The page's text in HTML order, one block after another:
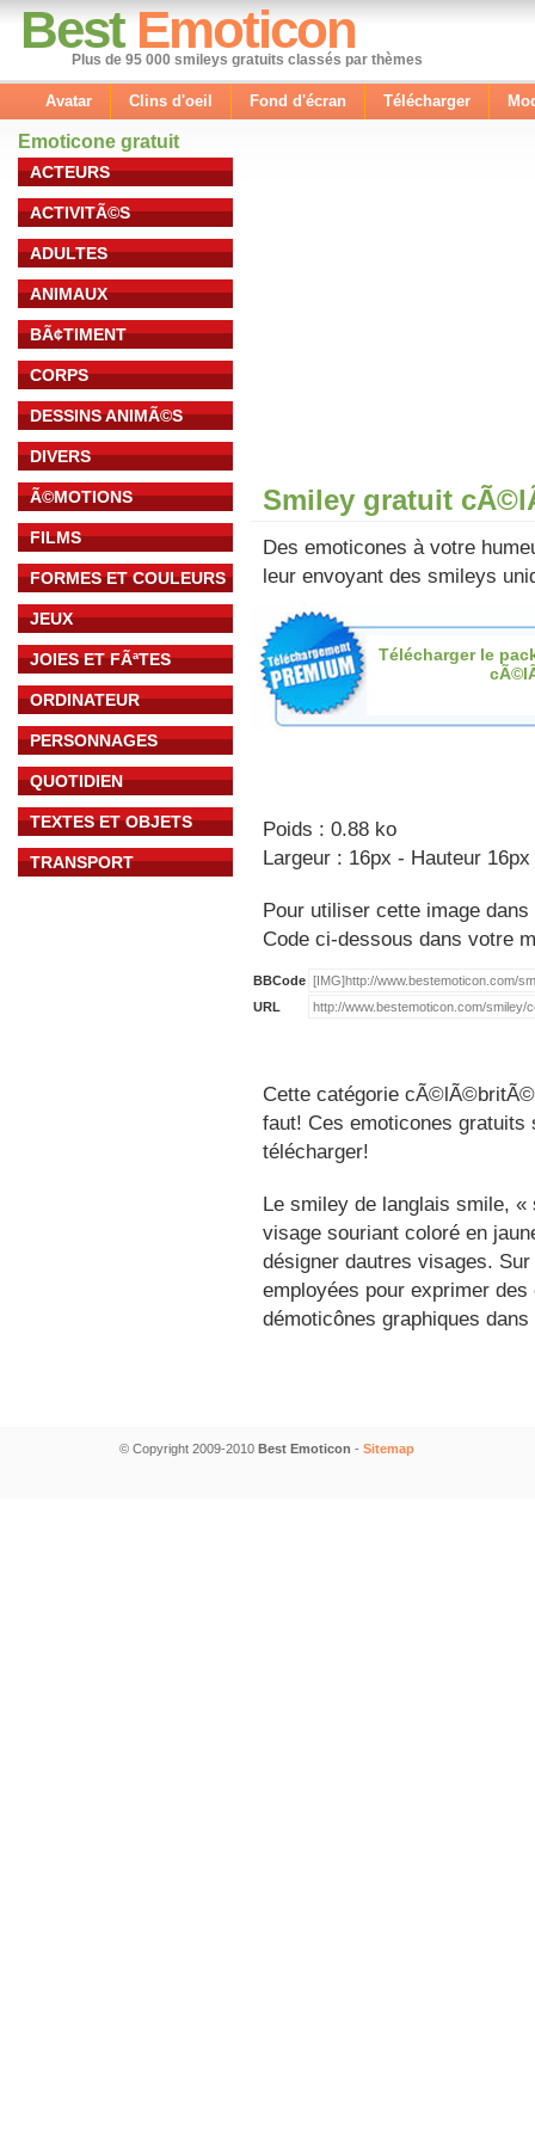
Best Emoticon
Plus de 95 000 smileys gratuits classés par thèmes
Avatar Clins d'oeil Fond d'écran Télécharger
Emoticone gratuit
ACTEURS
ACTIVITÃ©S
ADULTES
ANIMAUX
BÃ¢TIMENT
CORPS
DESSINS ANIMÃ©S
DIVERS
Ã©MOTIONS
FILMS
FORMES ET COULEURS
JEUX
JOIES ET FÃªTES
ORDINATEUR
PERSONNAGES
QUOTIDIEN
TEXTES ET OBJETS
TRANSPORT
Smiley gratuit
Des emoticones à votre
leur envoyant des smileys
Télécharger le
Poids : 0.88 ko
Largeur : 16px - Hauteur 16px
Pour utiliser cette image
Code ci-dessous dans votre
BBCode
URL
Cette catégorie
faut! Ces emoticones
télécharger!
Le smiley de langlais smile,
visage souriant coloré en
désigner dautres visages.
employées pour exprimer
démoticônes graphiques
© Copyright 2009-2010 Best Emoticon - Sitemap